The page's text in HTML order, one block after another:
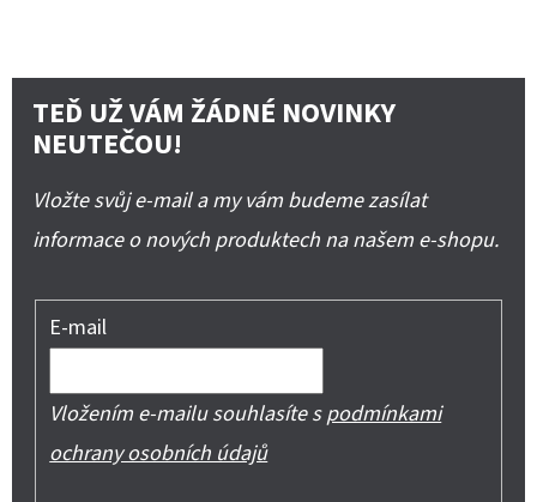
TEĎ UŽ VÁM ŽÁDNÉ NOVINKY
NEUTEČOU!
Vložte svůj e-mail a my vám budeme zasílat
informace o nových produktech na našem e-shopu.
E-mail
Vložením e-mailu souhlasíte spodmínkami
ochrany osobních údajů